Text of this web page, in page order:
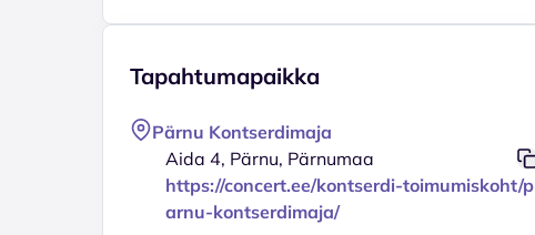
Tapahtumapaikka
Pärnu Kontserdimaja
Aida 4, Pärnu, Pärnumaa
https://concert.ee/kontserdi-toimumiskoht/p
arnu-kontserdimaja/